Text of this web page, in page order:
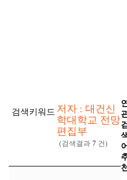
검색키워드 저자 : 대건신
학대학교 전망
편집부
(검색결과 7 건)